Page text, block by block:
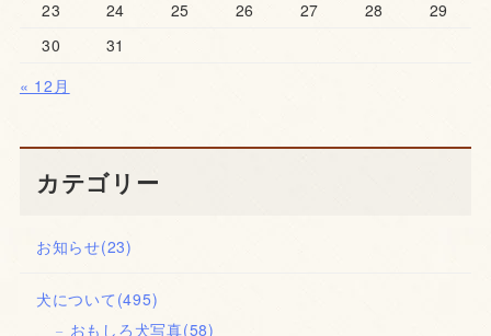
23 24 25 26 27 28
29
30
31
« 12月
カテゴリー
お知らせ(23)
犬について (495)
おもしろ犬写真(58)